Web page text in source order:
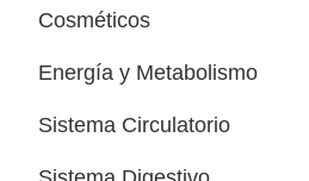
Cosméticos
Energía y Metabolismo
Sistema Circulatorio